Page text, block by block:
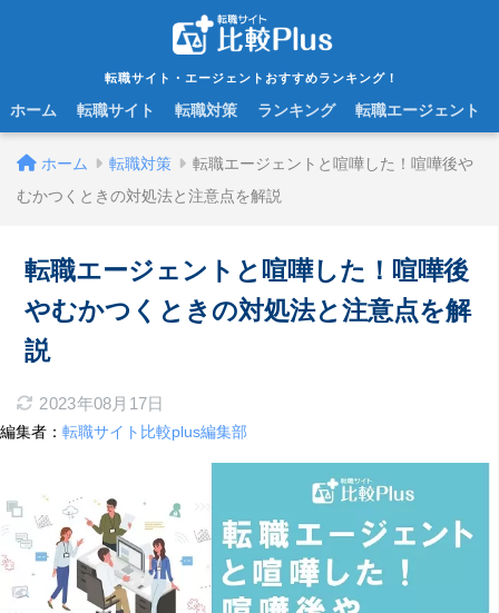
転職サイト・エージェントおすすめランキング！
ホーム 転職サイト 転職対策 ランキング 転職エージェント
ホーム 転職対策
転職エージェントと喧嘩した！喧嘩後や
むかつくときの対処法と注意点を解説
転職エージェントと喧嘩した！喧嘩後
やむかつくときの対処法と注意点を解
説
2023年08月17日
編集者： 転職サイト比較plus編集部